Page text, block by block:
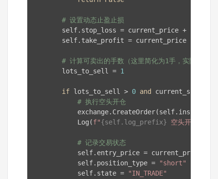
# 设置动态止盈止损
self.stop_loss = current_price +
self.take_profit = current_price -
# 计算可卖出的手数（这里简化为1手，实际应根
        lots_to_sell =
1
if lots_to_sell > 0 and
# 执行空头开仓
            Log(
f"{self.log_prefix} 空头开仓：数
# 记录交易状态
            self.entry_price = current_price
            self.position_type =
"short"
            self.state =
"IN_TRADE"